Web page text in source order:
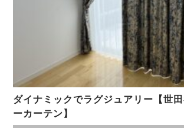
ダイナミックでラグジュアリー【世
ーカーテン】